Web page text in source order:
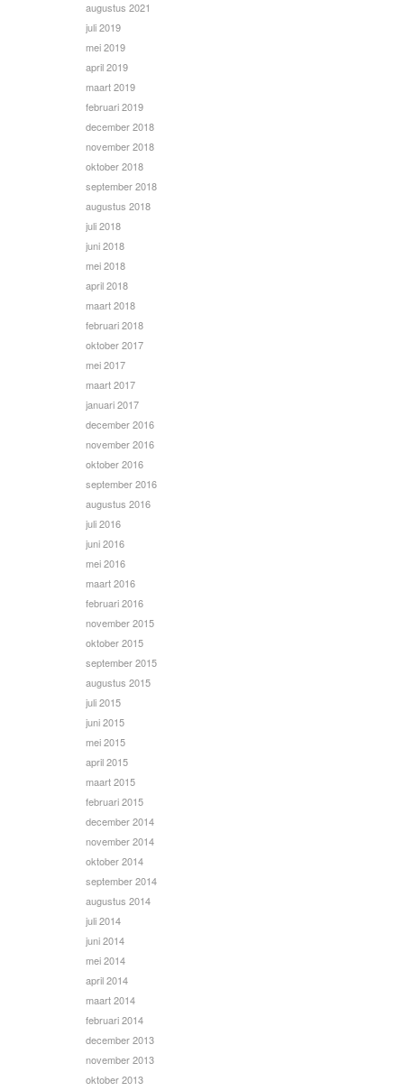
augustus 2021
juli 2019
mei 2019
april 2019
maart 2019
februari 2019
december 2018
november 2018
oktober 2018
september 2018
augustus 2018
juli 2018
juni 2018
mei 2018
april 2018
maart 2018
februari 2018
oktober 2017
mei 2017
maart 2017
januari 2017
december 2016
november 2016
oktober 2016
september 2016
augustus 2016
juli 2016
juni 2016
mei 2016
maart 2016
februari 2016
november 2015
oktober 2015
september 2015
augustus 2015
juli 2015
juni 2015
mei 2015
april 2015
maart 2015
februari 2015
december 2014
november 2014
oktober 2014
september 2014
augustus 2014
juli 2014
juni 2014
mei 2014
april 2014
maart 2014
februari 2014
december 2013
november 2013
oktober 2013